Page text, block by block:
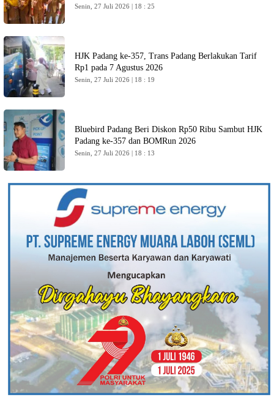
Senin, 27 Juli 2026 | 18 : 25
HJK Padang ke-357, Trans Padang Berlakukan Tarif
Rp1 pada 7 Agustus 2026
Senin, 27 Juli 2026 | 18 : 19
Bluebird Padang Beri Diskon Rp50 Ribu Sambut HJK
Padang ke-357 dan BOMRun 2026
Senin, 27 Juli 2026 | 18 : 13